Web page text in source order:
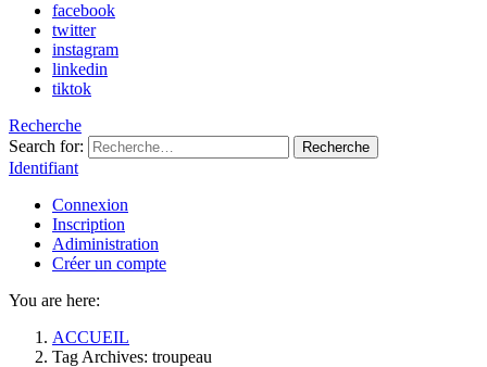
facebook
twitter
instagram
linkedin
tiktok
Recherche
Search for:
Recherche
Identifiant
Connexion
Inscription
Adiministration
Créer un compte
You are here:
ACCUEIL
Tag Archives: troupeau